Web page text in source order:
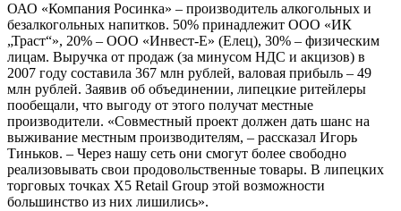
ОАО «Компания Росинка» – производитель алкогольных и
безалкогольных напитков. 50% принадлежит ООО «ИК
„Траст“», 20% – ООО «Инвест-Е» (Елец), 30% – физическим
лицам. Выручка от продаж (за минусом НДС и акцизов) в
2007 году составила 367 млн рублей, валовая прибыль – 49
млн рублей. Заявив об объединении, липецкие ритейлеры
пообещали, что выгоду от этого получат местные
производители. «Совместный проект должен дать шанс на
выживание местным производителям, – рассказал Игорь
Тиньков. – Через нашу сеть они смогут более свободно
реализовывать свои продовольственные товары. В липецких
торговых точках X5 Retail Group этой возможности
большинство из них лишились».